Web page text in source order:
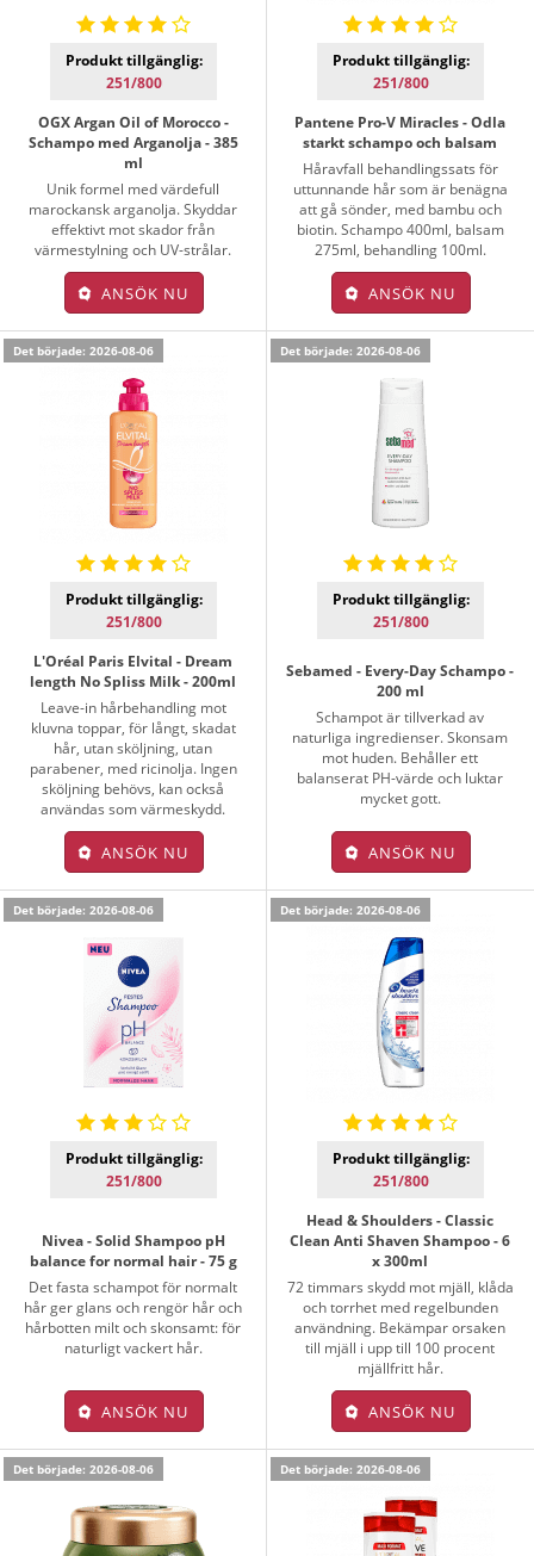
Produkt tillgänglig:
251/800
OGX Argan Oil of Morocco -
Schampo med Arganolja - 385
ml
Unik formel med värdefull
marockansk arganolja. Skyddar
effektivt mot skador från
värmestylning och UV-strålar.
ANSÖK NU
Produkt tillgänglig:
251/800
Pantene Pro-V Miracles - Odla
starkt schampo och balsam
Håravfall behandlingssats för
uttunnande hår som är benägna
att gå sönder, med bambu och
biotin. Schampo 400ml, balsam
275ml, behandling 100ml.
ANSÖK NU
Det började: 2026-08-06
Produkt tillgänglig:
251/800
L'Oréal Paris Elvital - Dream
length No Spliss Milk - 200ml
Leave-in hårbehandling mot
kluvna toppar, för långt, skadat
hår, utan sköljning, utan
parabener, med ricinolja. Ingen
sköljning behövs, kan också
användas som värmeskydd.
ANSÖK NU
Det började: 2026-08-06
Produkt tillgänglig:
251/800
Sebamed - Every-Day Schampo -
200 ml
Schampot är tillverkad av
naturliga ingredienser. Skonsam
mot huden. Behåller ett
balanserat PH-värde och luktar
mycket gott.
ANSÖK NU
Det började: 2026-08-06
Produkt tillgänglig:
251/800
Nivea - Solid Shampoo pH
balance for normal hair - 75 g
Det fasta schampot för normalt
hår ger glans och rengör hår och
hårbotten milt och skonsamt: för
naturligt vackert hår.
ANSÖK NU
Det började: 2026-08-06
Produkt tillgänglig:
251/800
Head & Shoulders - Classic
Clean Anti Shaven Shampoo - 6
x 300ml
72 timmars skydd mot mjäll, klåda
och torrhet med regelbunden
användning. Bekämpar orsaken
till mjäll i upp till 100 procent
mjällfritt hår.
ANSÖK NU
Det började: 2026-08-06 Det började: 2026-08-06